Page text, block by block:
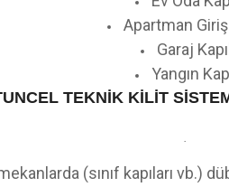
Apartman Giriş
Garaj
Yangın
TEKNİK KİLİT
·
(sınıf kapıları vb.)